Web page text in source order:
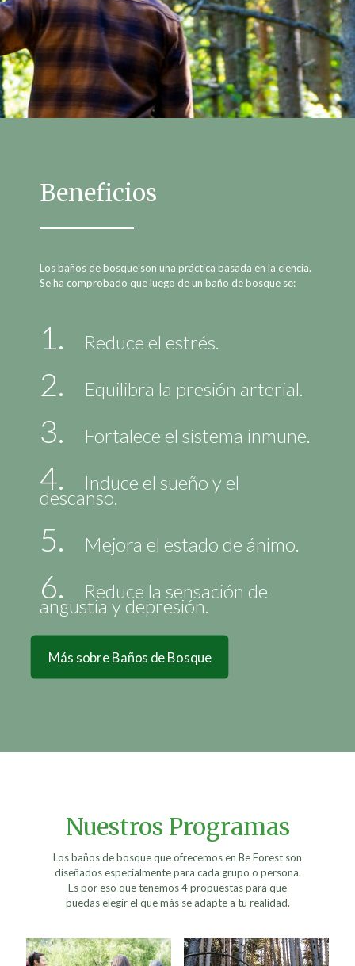
Beneficios
Los baños de bosque son una práctica basada en la ciencia.
Se ha comprobado que luego de un baño de bosque se:
1. Reduce el estrés.
2. Equilibra la presión arterial.
3. Fortalece el sistema inmune.
4. Induce el sueño y el
descanso.
5. Mejora el estado de ánimo.
6. Reduce la sensación de
angustia y depresión.
Más sobre Baños de Bosque
Nuestros Programas
Los baños de bosque que ofrecemos en Be Forest son
diseñados especialmente para cada grupo o persona.
Es por eso que tenemos 4 propuestas para que
puedas elegir el que más se adapte a tu realidad.